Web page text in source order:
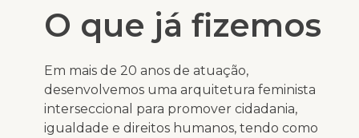
O que já fizemos
Em mais de 20 anos de atuação,
desenvolvemos uma arquitetura feminista
interseccional para promover cidadania,
igualdade e direitos humanos, tendo como